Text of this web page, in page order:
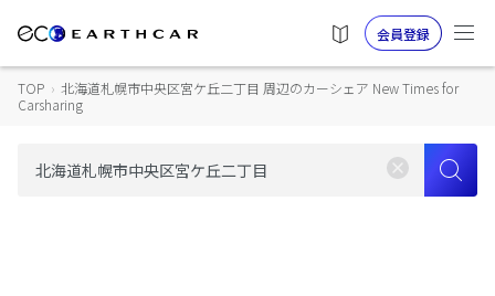
会員登録
TOP › 北海道札幌市中央区宮ケ丘二丁目 周辺のカーシェア New Times for
Carsharing